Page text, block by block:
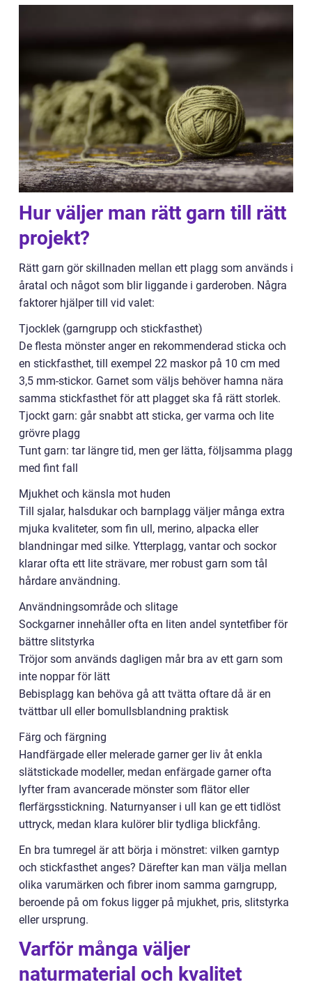
Hur väljer man rätt garn till rätt
projekt?
Rätt garn gör skillnaden mellan ett plagg som används i
åratal och något som blir liggande i garderoben. Några
faktorer hjälper till vid valet:
Tjocklek (garngrupp och stickfasthet)
De flesta mönster anger en rekommenderad sticka och
en stickfasthet, till exempel 22 maskor på 10 cm med
3,5 mm-stickor. Garnet som väljs behöver hamna nära
samma stickfasthet för att plagget ska få rätt storlek.
Tjockt garn: går snabbt att sticka, ger varma och lite
grövre plagg
Tunt garn: tar längre tid, men ger lätta, följsamma plagg
med fint fall
Mjukhet och känsla mot huden
Till sjalar, halsdukar och barnplagg väljer många extra
mjuka kvaliteter, som fin ull, merino, alpacka eller
blandningar med silke. Ytterplagg, vantar och sockor
klarar ofta ett lite strävare, mer robust garn som tål
hårdare användning.
Användningsområde och slitage
Sockgarner innehåller ofta en liten andel syntetfiber för
bättre slitstyrka
Tröjor som används dagligen mår bra av ett garn som
inte noppar för lätt
Bebisplagg kan behöva gå att tvätta oftare då är en
tvättbar ull eller bomullsblandning praktisk
Färg och färgning
Handfärgade eller melerade garner ger liv åt enkla
slätstickade modeller, medan enfärgade garner ofta
lyfter fram avancerade mönster som flätor eller
flerfärgsstickning. Naturnyanser i ull kan ge ett tidlöst
uttryck, medan klara kulörer blir tydliga blickfång.
En bra tumregel är att börja i mönstret: vilken garntyp
och stickfasthet anges? Därefter kan man välja mellan
olika varumärken och fibrer inom samma garngrupp,
beroende på om fokus ligger på mjukhet, pris, slitstyrka
eller ursprung.
Varför många väljer
naturmaterial och kvalitet